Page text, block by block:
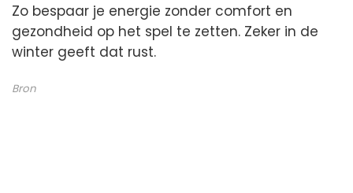
Zo bespaar je energie zonder comfort en
gezondheid op het spel te zetten. Zeker in de
winter geeft dat rust.
Bron